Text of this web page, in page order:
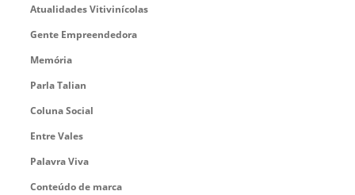
Atualidades Vitivinícolas
Gente Empreendedora
Memória
Parla Talian
Coluna Social
Entre Vales
Palavra Viva
Conteúdo de marca